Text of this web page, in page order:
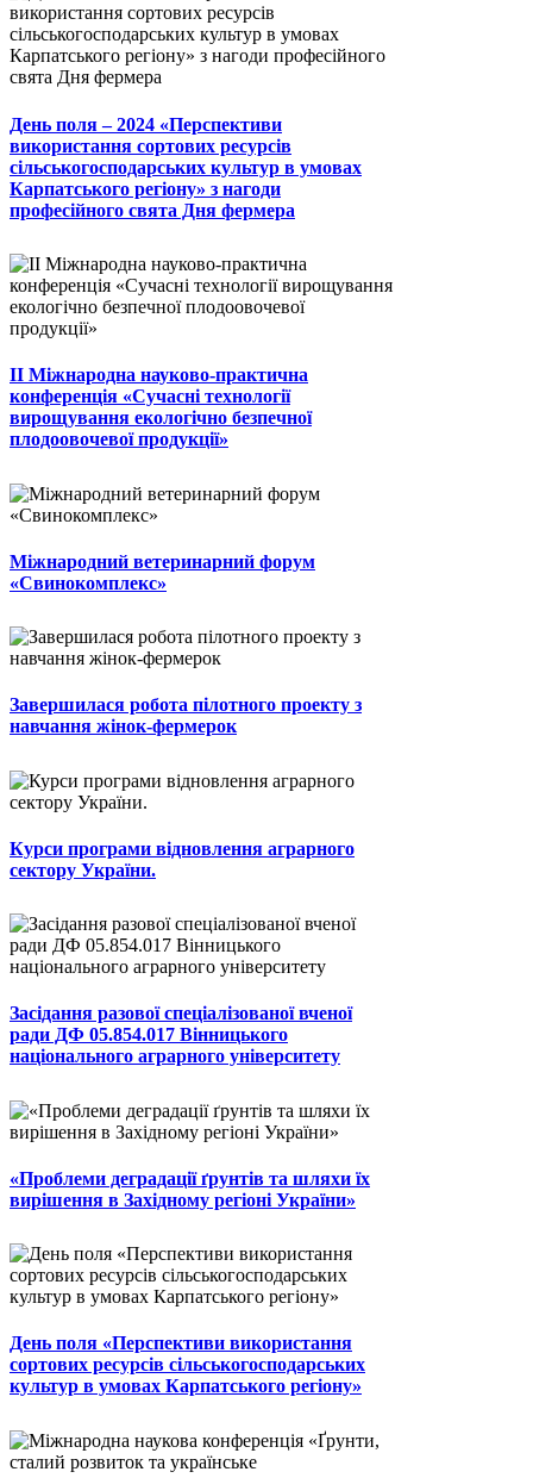
День поля – 2024 «Перспективи
використання сортових ресурсів
сільськогосподарських культур в умовах
Карпатського регіону» з нагоди
професійного свята Дня фермера
II Міжнародна науково-практична
конференція «Сучасні технології
вирощування екологічно безпечної
плодоовочевої продукції»
Міжнародний ветеринарний форум
«Свинокомплекс»
Завершилася робота пілотного проекту з
навчання жінок-фермерок
Курси програми відновлення аграрного
сектору України.
Засідання разової спеціалізованої вченої
ради ДФ 05.854.017 Вінницького
національного аграрного університету
«Проблеми деградації ґрунтів та шляхи їх
вирішення в Західному регіоні України»
День поля «Перспективи використання
сортових ресурсів сільськогосподарських
культур в умовах Карпатського регіону»